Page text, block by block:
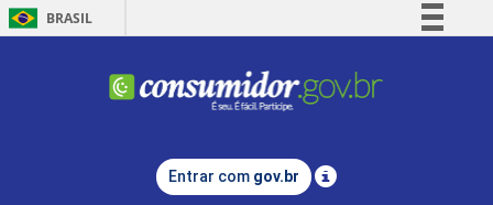
BRASIL
Comunica BR
Legislação
Entrar com gov.br